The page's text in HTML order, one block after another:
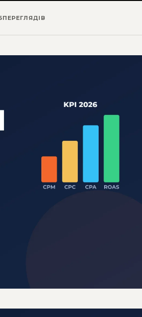
ПЕРЕГЛЯДІВ